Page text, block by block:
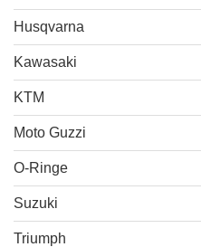
Husqvarna
Kawasaki
KTM
Moto Guzzi
O-Ringe
Suzuki
Triumph